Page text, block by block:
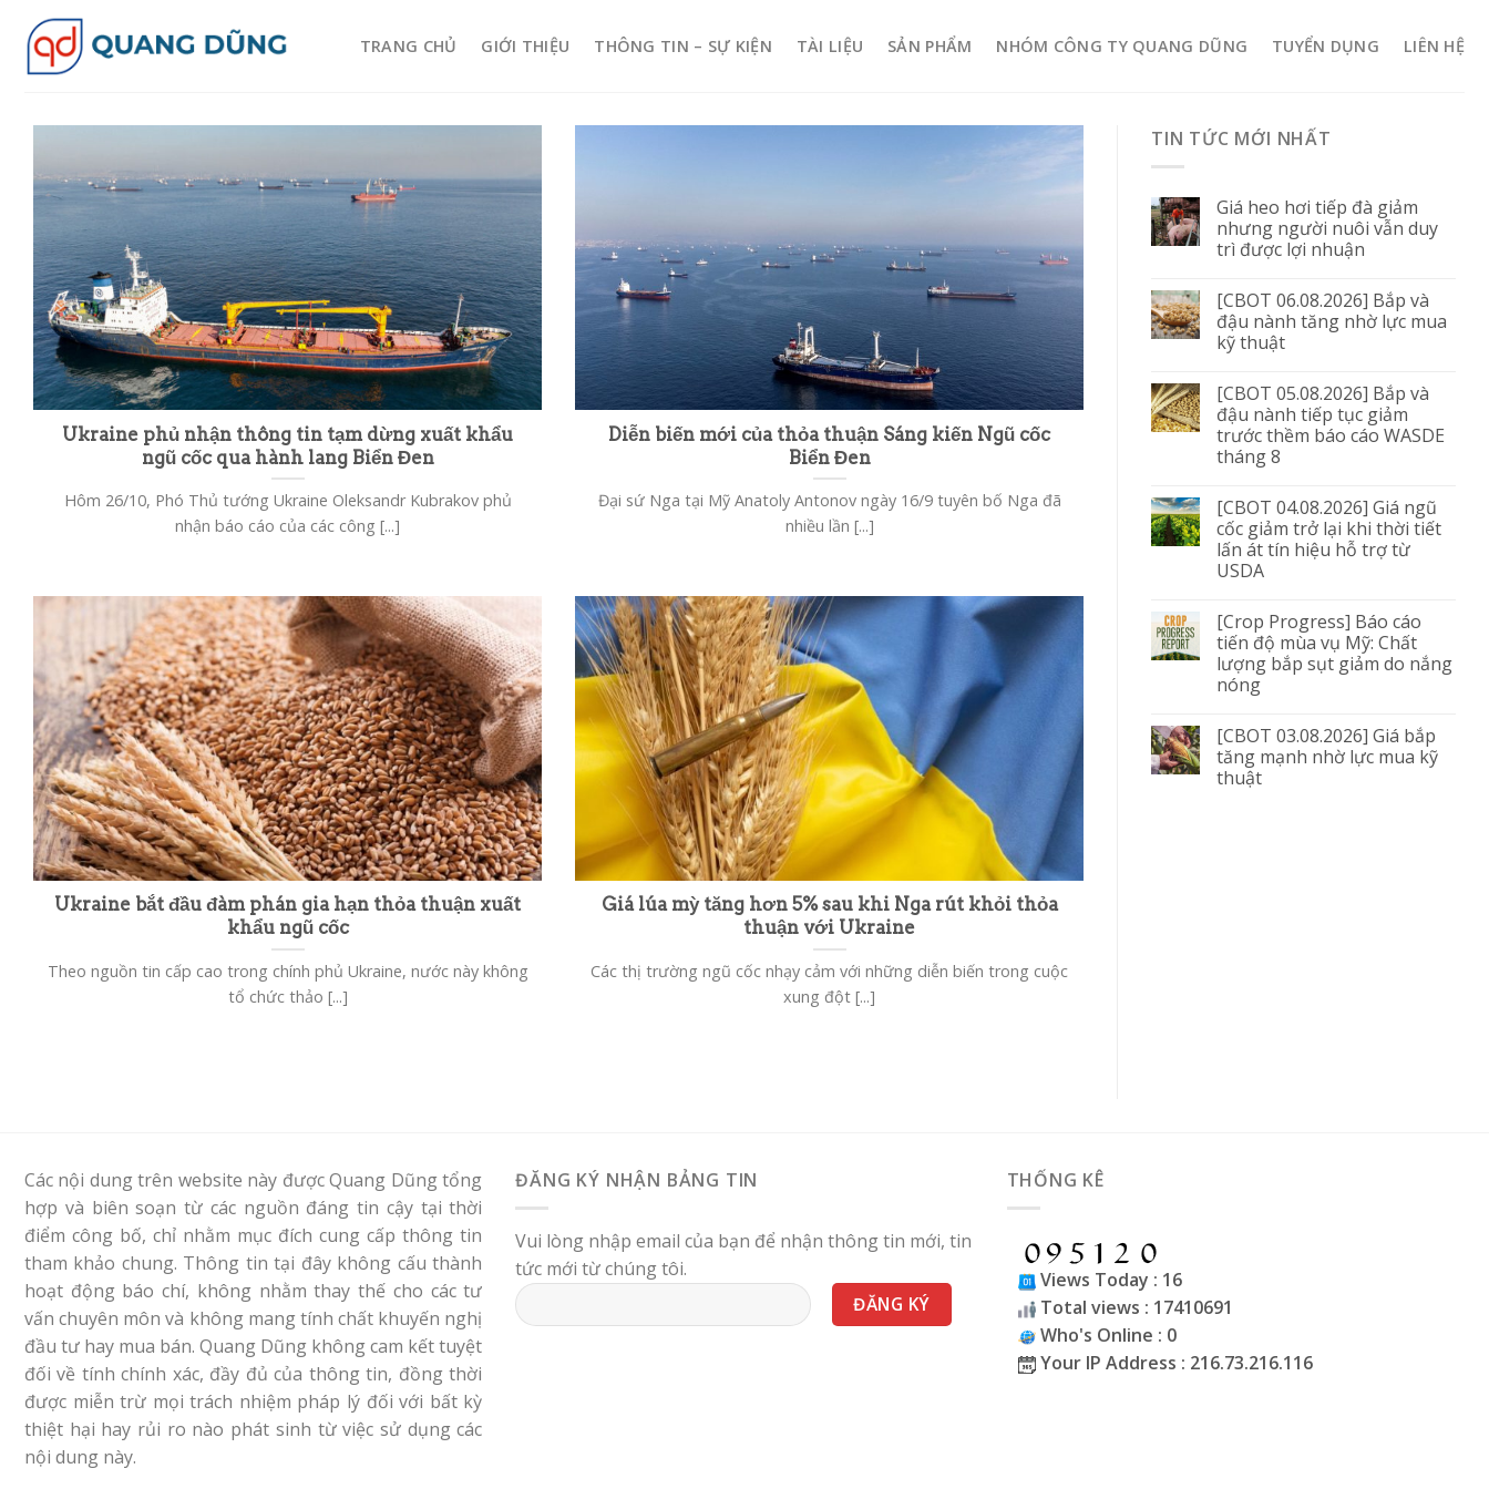
content
TRANG CHỦ GIỚI THIỆU THÔNG TIN – SỰ KIỆN TÀI LIỆU SẢN PHẨM NHÓM CÔNG TY QUANG DŨNG TUYỂN DỤNG LIÊN HỆ
Ukraine phủ nhận thông tin tạm dừng xuất khẩu
ngũ cốc qua hành lang Biển Đen
Hôm 26/10, Phó Thủ tướng Ukraine Oleksandr Kubrakov phủ
nhận báo cáo của các công [...]
Diễn biến mới của thỏa thuận Sáng kiến Ngũ cốc
Biển Đen
Đại sứ Nga tại Mỹ Anatoly Antonov ngày 16/9 tuyên bố Nga đã
nhiều lần [...]
Ukraine bắt đầu đàm phán gia hạn thỏa thuận xuất
khẩu ngũ cốc
Theo nguồn tin cấp cao trong chính phủ Ukraine, nước này không
tổ chức thảo [...]
Giá lúa mỳ tăng hơn 5% sau khi Nga rút khỏi thỏa
thuận với Ukraine
Các thị trường ngũ cốc nhạy cảm với những diễn biến trong cuộc
xung đột [...]
TIN TỨC MỚI NHẤT
Giá heo hơi tiếp đà giảm
nhưng người nuôi vẫn duy
trì được lợi nhuận
[CBOT 06.08.2026] Bắp và
đậu nành tăng nhờ lực mua
kỹ thuật
[CBOT 05.08.2026] Bắp và
đậu nành tiếp tục giảm
trước thềm báo cáo WASDE
tháng 8
[CBOT 04.08.2026] Giá ngũ
cốc giảm trở lại khi thời tiết
lấn át tín hiệu hỗ trợ từ
USDA
[Crop Progress] Báo cáo
tiến độ mùa vụ Mỹ: Chất
lượng bắp sụt giảm do nắng
nóng
[CBOT 03.08.2026] Giá bắp
tăng mạnh nhờ lực mua kỹ
thuật
Các nội dung trên website này được Quang Dũng tổng
hợp và biên soạn từ các nguồn đáng tin cậy tại thời
điểm công bố, chỉ nhằm mục đích cung cấp thông tin
tham khảo chung. Thông tin tại đây không cấu thành
hoạt động báo chí, không nhằm thay thế cho các tư
vấn chuyên môn và không mang tính chất khuyến nghị
đầu tư hay mua bán. Quang Dũng không cam kết tuyệt
đối về tính chính xác, đầy đủ của thông tin, đồng thời
được miễn trừ mọi trách nhiệm pháp lý đối với bất kỳ
thiệt hại hay rủi ro nào phát sinh từ việc sử dụng các
nội dung này.
ĐĂNG KÝ NHẬN BẢNG TIN
Vui lòng nhập email của bạn để nhận thông tin mới, tin
tức mới từ chúng tôi.
THỐNG KÊ
Views Today : 16
Total views : 17410691
Who's Online : 0
Your IP Address : 216.73.216.116